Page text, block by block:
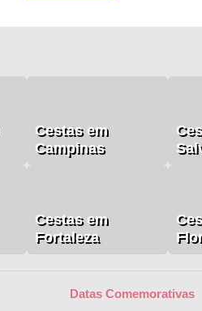
Cestas em
Campinas
Cestas em
Fortaleza
Datas Comemorativas